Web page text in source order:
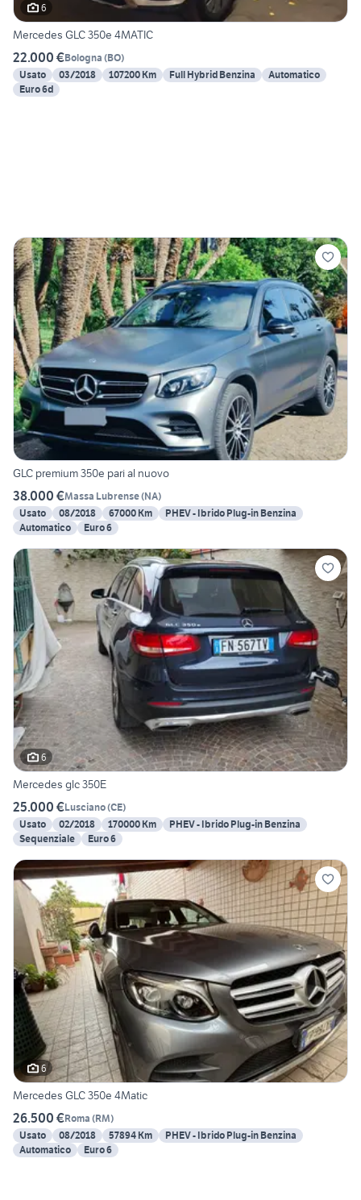
6
Mercedes GLC 350e 4MATIC
22.000 €Bologna (BO)
Usato
03/2018 107200 Km Full Hybrid Benzina
Automatico
Euro 6d
GLC premium 350e pari al nuovo
38.000 €Massa Lubrense(NA)
Usato
08/2018 67000 Km
PHEV - Ibrido Plug-in Benzina
Automatico
Euro 6
6
Mercedes glc 350E
25.000 €Lusciano(CE)
Usato
02/2018 170000 Km
PHEV - Ibrido Plug-in Benzina
Sequenziale
Euro 6
6
Mercedes GLC 350e 4Matic
26.500 €Roma (RM)
Usato
08/2018 57894 Km
PHEV - Ibrido Plug-in Benzina
Automatico
Euro 6